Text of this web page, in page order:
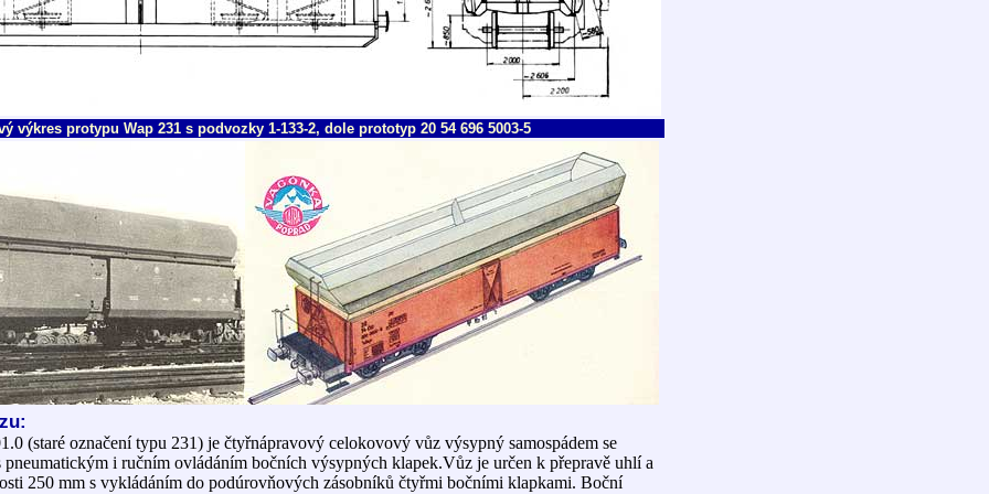
výkres protypu Wap 231 s podvozky 1-133-2, dole prototyp 20 54 696 5003-5
(staré označení typu 231) je čtyřnápravový celokovový vůz výsypný samospádem se
pneumatickým i ručním ovládáním bočních výsypných klapek.Vůz je určen k přepravě uhlí a
250 mm s vykládáním do podúrovňových zásobníků čtyřmi bočními klapkami. Boční